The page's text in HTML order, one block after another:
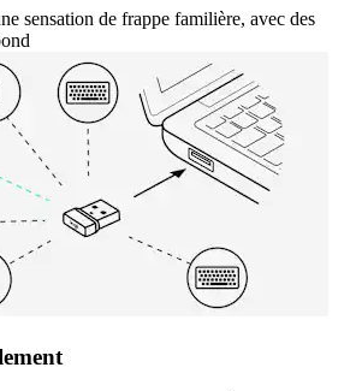
sensation de frappe familière, avec des